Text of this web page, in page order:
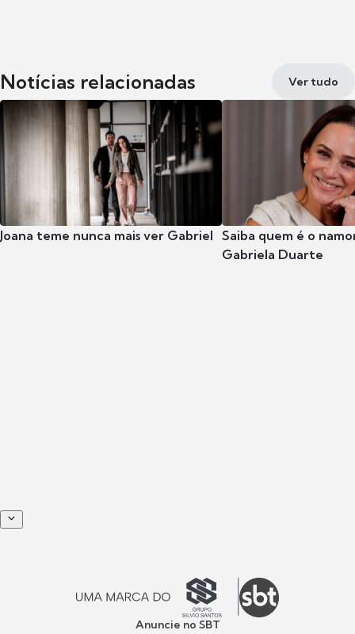
Notícias relacionadas Ver tudo
Joana teme nunca mais ver Gabriel Saiba quem é o
Gabriela Duarte
Anuncie no SBT